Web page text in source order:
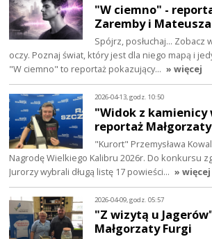
"W ciemno" -
Zaremby i
Spójrz, posłuchaj… Zobacz
oczy. Poznaj świat, który jest dla niego mapą i
"W ciemno" to reportaż pokazujący… » więcej
2026-04-13, godz. 10:50
"Widok z kamienicy
reportaż
"Kurort" Przemysława
Nagrodę Wielkiego Kalibru 2026r. Do konkursu
Jurorzy wybrali długą listę 17 powieści… » więcej
2026-04-09, godz. 05:57
"Z wizytą u
Małgorzaty Furgi